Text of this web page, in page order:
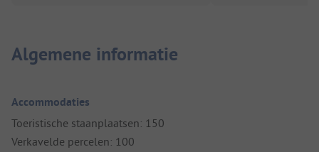
Algemene informatie
Accommodaties
Toeristische staanplaatsen: 150
Verkavelde percelen: 100